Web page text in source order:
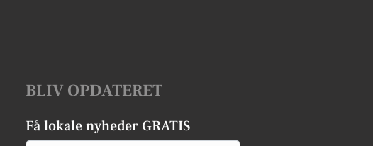
BLIV OPDATERET
Få lokale nyheder GRATIS